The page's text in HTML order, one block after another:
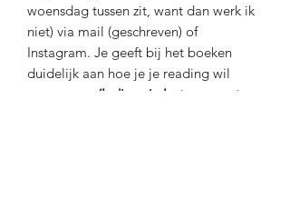
woensdag tussen zit, want dan werk ik
niet) via mail (geschreven) of
Instagram. Je geeft bij het boeken
duidelijk aan hoe je je reading wil
(Indien via Instagram, stuur